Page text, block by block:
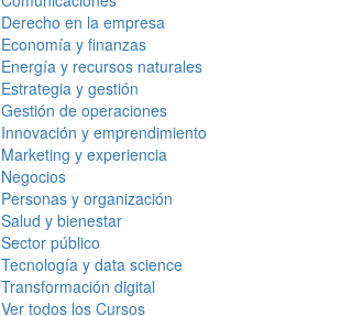
Derecho en la empresa
Economía y finanzas
Energía y recursos naturales
Estrategia y gestión
Gestión de operaciones
Innovación y emprendimiento
Marketing y experiencia
Negocios
Personas y organización
Salud y bienestar
Sector público
Tecnología y data science
Transformación digital
Ver todos los Cursos